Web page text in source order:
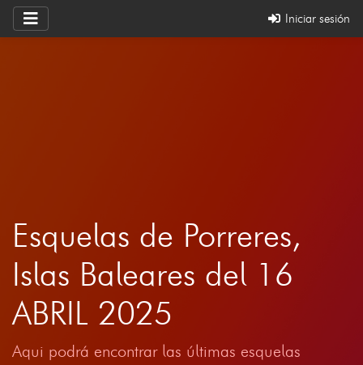
Iniciar sesión
Esquelas de Porreres,
Islas Baleares del 16
ABRIL 2025
Aqui podrá encontrar las últimas esquelas